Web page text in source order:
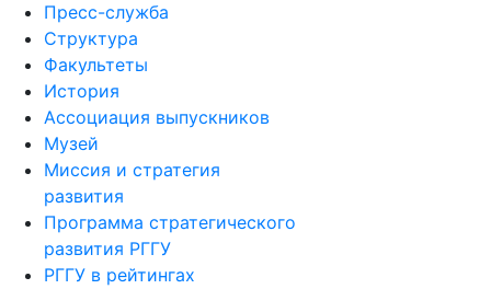
Пресс-служба
Структура
Факультеты
История
Ассоциация выпускников
Музей
Миссия и стратегия
развития
Программа стратегического
развития РГГУ
РГГУ в рейтингах